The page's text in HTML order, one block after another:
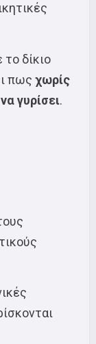
δίκιο
πως χωρίς
γυρίσει.